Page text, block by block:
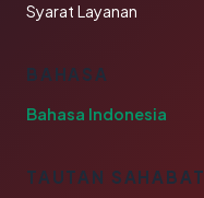
Syarat Layanan
BAHASA
Bahasa Indonesia
TAUTAN SAHABAT